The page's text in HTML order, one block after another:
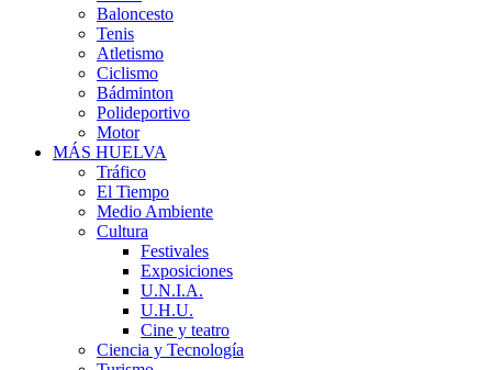
Baloncesto
Tenis
Atletismo
Ciclismo
Bádminton
Polideportivo
Motor
MÁS HUELVA
Tráfico
El Tiempo
Medio Ambiente
Cultura
Festivales
Exposiciones
U.N.I.A.
U.H.U.
Cine y teatro
Ciencia y Tecnología